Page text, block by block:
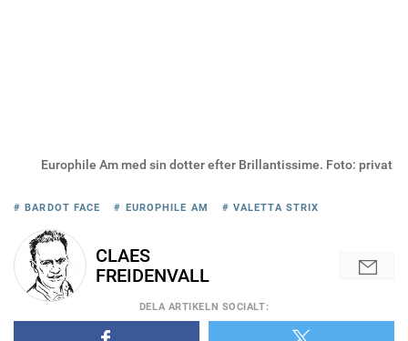
Europhile Am med sin dotter efter Brillantissime. Foto: privat
# BARDOT FACE # EUROPHILE AM # VALETTA STRIX
CLAES
FREIDENVALL
DELA ARTIKELN SOCIALT: